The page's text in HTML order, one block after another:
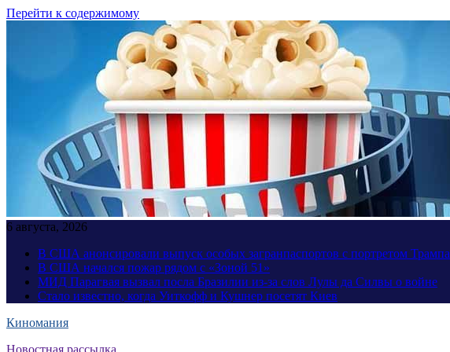
Перейти к содержимому
6 августа, 2026
В США анонсировали выпуск особых загранпаспортов с портретом Трампа
В США начался пожар рядом с «Зоной 51»
МИД Парагвая вызвал посла Бразилии из-за слов Лулы да Силвы о войне
Стало известно, когда Уиткофф и Кушнер посетят Киев
Киномания
Новостная рассылка